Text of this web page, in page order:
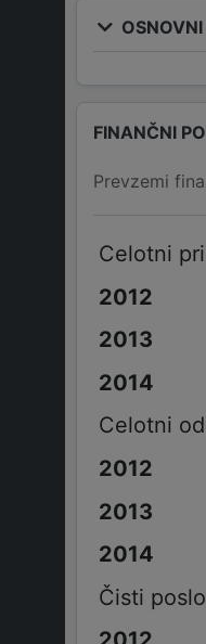
FINANČNI
Prevzemi
Celotni
Celotni
Čisti